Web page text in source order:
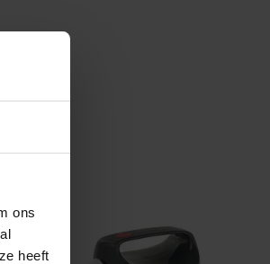
ons
heeft